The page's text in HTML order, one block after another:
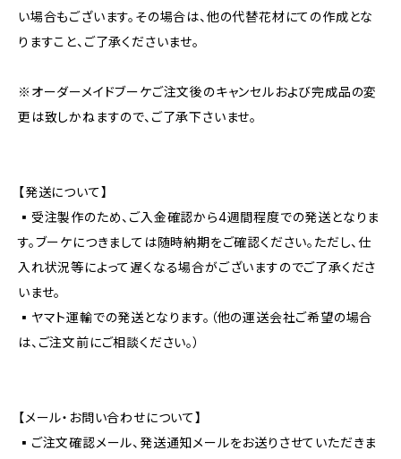
い場合もございます。その場合は、他の代替花材にての作成とな
りますこと、ご了承くださいませ。
※オーダーメイドブーケご注文後のキャンセルおよび完成品の変
更は致しかねますので、ご了承下さいませ。
【発送について】
▪︎受注製作のため、ご入金確認から4週間程度での発送となりま
す。ブーケにつきましては随時納期をご確認ください。ただし、仕
入れ状況等によって遅くなる場合がございますのでご了承くださ
いませ。
▪︎ヤマト運輸での発送となります。（他の運送会社ご希望の場合
は、ご注文前にご相談ください。）
【メール・お問い合わせについて】
▪︎ご注文確認メール、発送通知メールをお送りさせていただきま